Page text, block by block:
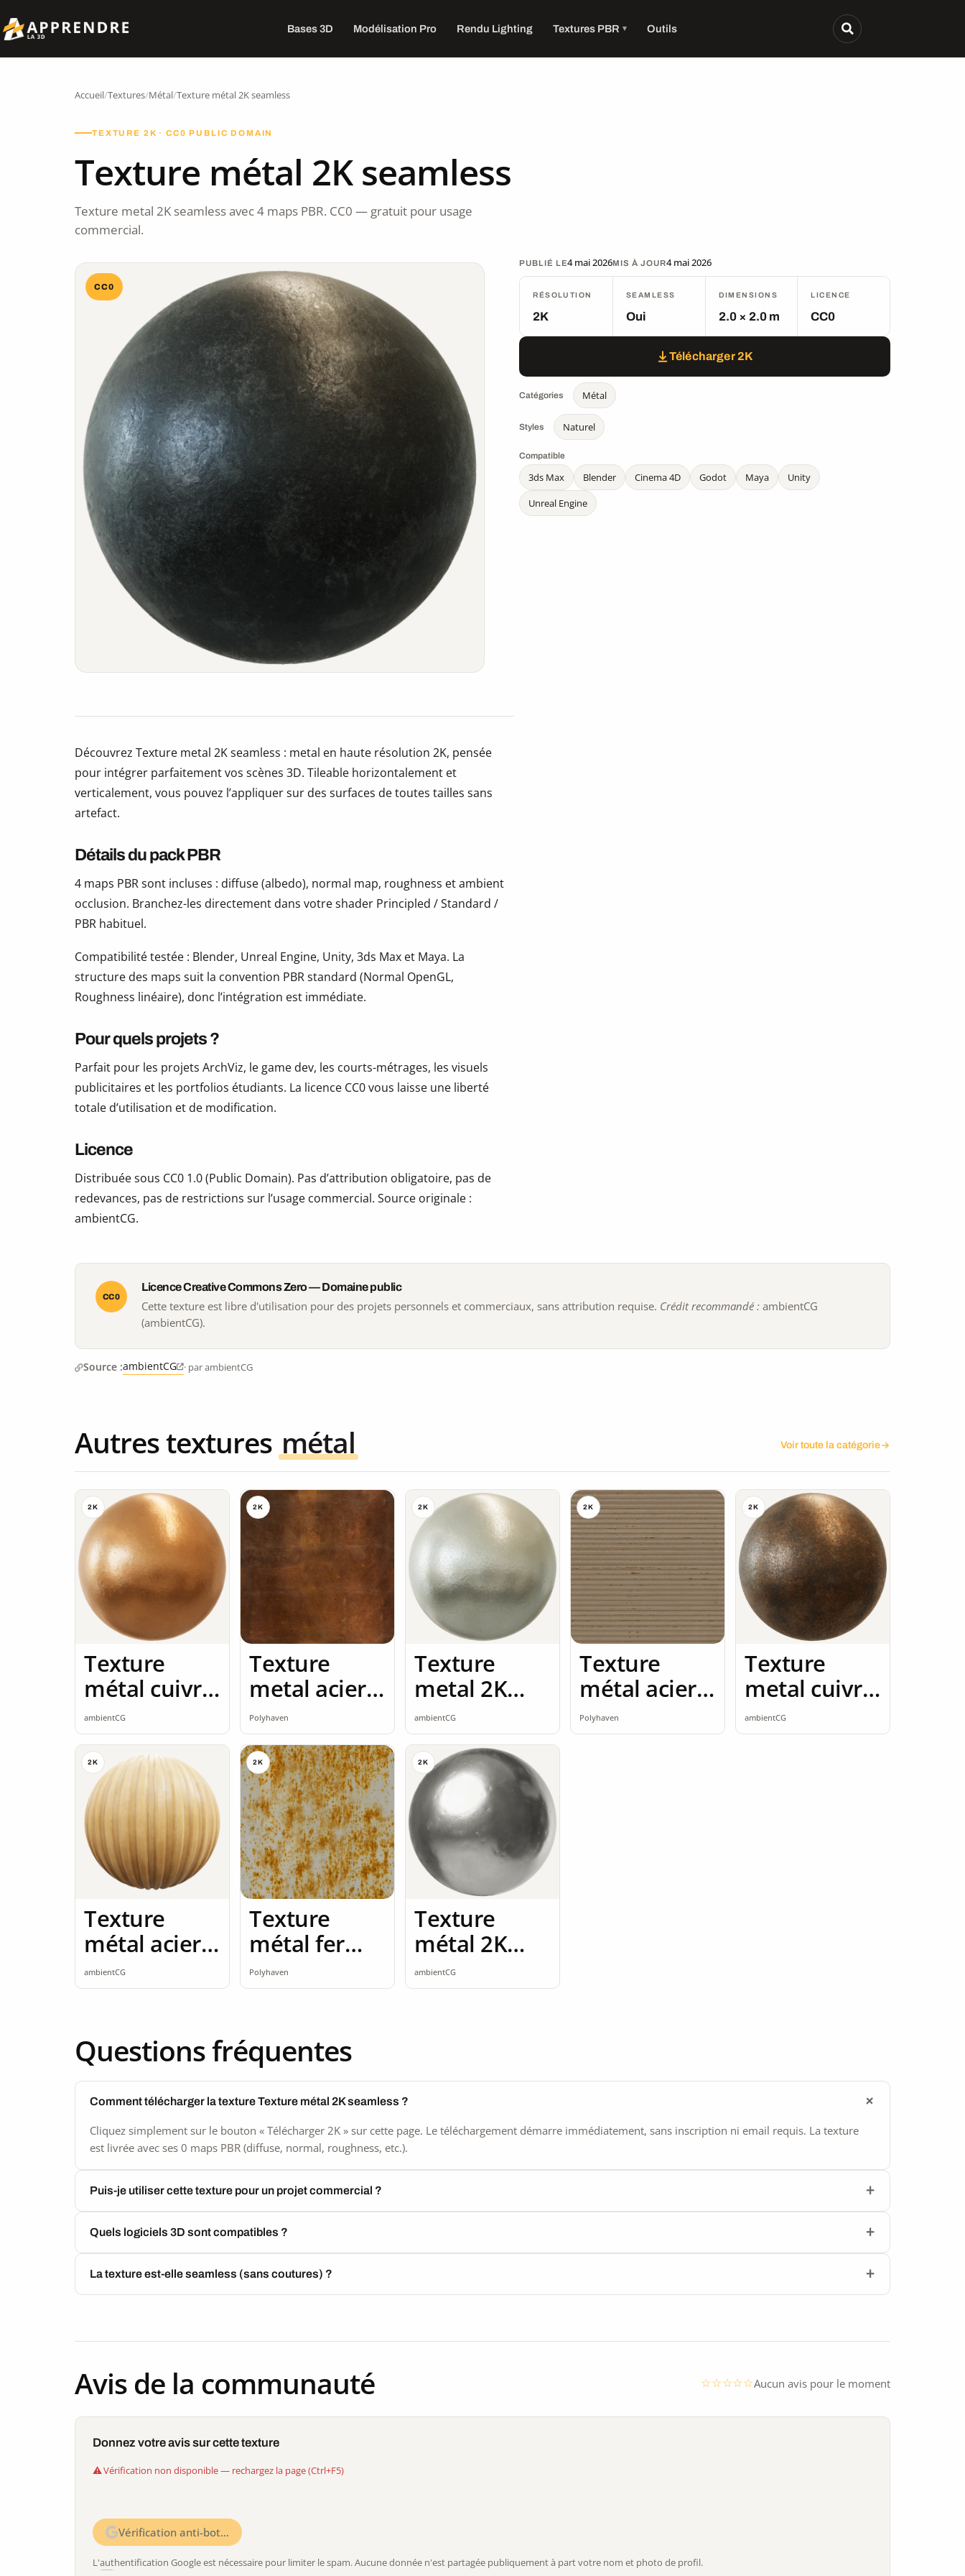
Bases 3D Modélisation Pro Rendu Lighting Textures PBR Outils
Accueil/Textures/Métal/Texture métal 2K seamless
TEXTURE 2K · CC0 PUBLIC DOMAIN
Texture métal 2K seamless
Texture metal 2K seamless avec 4 maps PBR. CC0 — gratuit pour usage
commercial.
CC0
PUBLIÉ LE4 mai 2026MIS À JOUR4 mai 2026
RÉSOLUTION
2K
SEAMLESS
Oui
DIMENSIONS
2.0 × 2.0 m
LICENCE
CC0
Télécharger 2K
Catégories Métal
Styles Naturel
Compatible
3ds Max Blender Cinema 4D Godot Maya
Unity
Unreal Engine
Découvrez Texture metal 2K seamless : metal en haute résolution 2K, pensée
pour intégrer parfaitement vos scènes 3D. Tileable horizontalement et
verticalement, vous pouvez l’appliquer sur des surfaces de toutes tailles sans
artefact.
Détails du pack PBR
4 maps PBR sont incluses : diffuse (albedo), normal map, roughness et ambient
occlusion. Branchez-les directement dans votre shader Principled / Standard /
PBR habituel.
Compatibilité testée : Blender, Unreal Engine, Unity, 3ds Max et Maya. La
structure des maps suit la convention PBR standard (Normal OpenGL,
Roughness linéaire), donc l’intégration est immédiate.
Pour quels projets ?
Parfait pour les projets ArchViz, le game dev, les courts-métrages, les visuels
publicitaires et les portfolios étudiants. La licence CC0 vous laisse une liberté
totale d’utilisation et de modification.
Licence
Distribuée sous CC0 1.0 (Public Domain). Pas d’attribution obligatoire, pas de
redevances, pas de restrictions sur l’usage commercial. Source originale :
ambientCG.
CC0
Licence Creative Commons Zero — Domaine public
Cette texture est libre d'utilisation pour des projets personnels et commerciaux, sans attribution requise. Crédit recommandé : ambientCG
(ambientCG).
Source :ambientCG · par ambientCG
Autres textures métal Voir toute la catégorie
2K
Texture
métal cuivre
2K seamless
ambientCG
2K
Texture
metal acier
2K
Polyhaven
2K
Texture
metal 2K
seamless
ambientCG
2K
Texture
métal acier
2K
Polyhaven
2K
Texture
metal cuivre
2K seamless
ambientCG
2K
Texture
métal acier
2K seamless
ambientCG
2K
Texture
métal fer
rouillé 2K
Polyhaven
2K
Texture
métal 2K
seamless
ambientCG
Questions fréquentes
Comment télécharger la texture Texture métal 2K seamless ?
Cliquez simplement sur le bouton « Télécharger 2K » sur cette page. Le téléchargement démarre immédiatement, sans inscription ni email requis. La texture
est livrée avec ses 0 maps PBR (diffuse, normal, roughness, etc.).
Puis-je utiliser cette texture pour un projet commercial ?
Quels logiciels 3D sont compatibles ?
La texture est-elle seamless (sans coutures) ?
Avis de la communauté Aucun avis pour le moment
Donnez votre avis sur cette texture
Vérification non disponible — rechargez la page (Ctrl+F5)
Vérification anti-bot…
L'authentification Google est nécessaire pour limiter le spam. Aucune donnée n'est partagée publiquement à part votre nom et photo de profil.